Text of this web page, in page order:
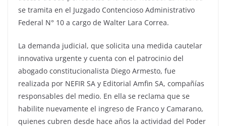
se tramita en el Juzgado Contencioso Administrativo
Federal N° 10 a cargo de Walter Lara Correa.
La demanda judicial, que solicita una medida cautelar
innovativa urgente y cuenta con el patrocinio del
abogado constitucionalista Diego Armesto, fue
realizada por NEFIR SA y Editorial Amfin SA, compañías
responsables del medio. En ella se reclama que se
habilite nuevamente el ingreso de Franco y Camarano,
quienes cubren desde hace años la actividad del Poder